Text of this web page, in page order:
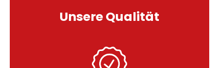
Unsere Qualität